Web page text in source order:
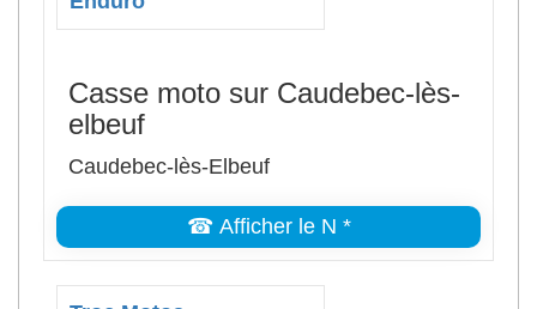
Casse moto sur Caudebec-lès-
elbeuf
Caudebec-lès-Elbeuf
☎ Afficher le N *